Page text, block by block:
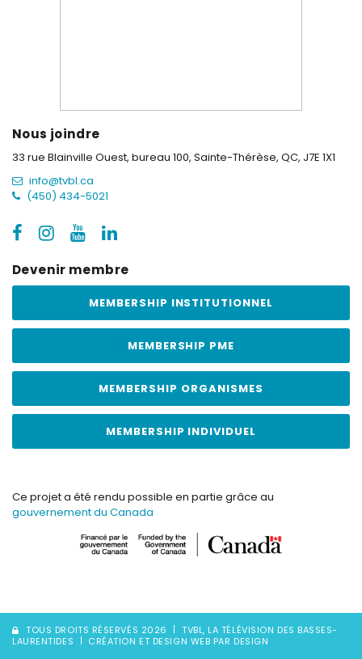
Nous joindre
33 rue Blainville Ouest, bureau 100, Sainte-Thérèse, QC, J7E 1X1
info@tvbl.ca
(450) 434-5021
Devenir membre
MEMBERSHIP INSTITUTIONNEL
MEMBERSHIP PME
MEMBERSHIP ORGANISMES
MEMBERSHIP INDIVIDUEL
Ce projet a été rendu possible en partie grâce au
gouvernement du Canada
TOUS DROITS RÉSERVÉS 2026
TVBL, LA TÉLÉVISION DES BASSES-
LAURENTIDES
CRÉATION ET DESIGN WEB PAR DESIGN